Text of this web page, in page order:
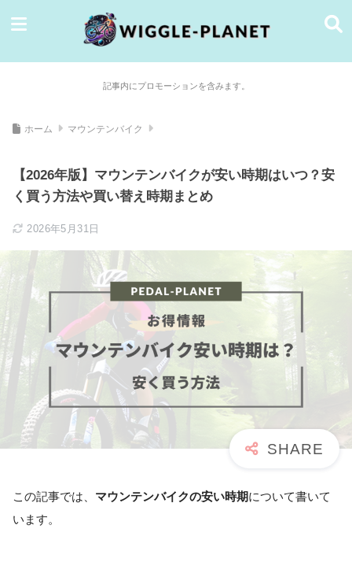
記事内にプロモーションを含みます。
ホーム マウンテンバイク
【2026年版】マウンテンバイクが安い時期はいつ？安
く買う方法や買い替え時期まとめ
2026年5月31日
この記事では、 マウンテンバイクの安い時期について書いて
います。